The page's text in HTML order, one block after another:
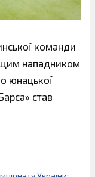
команди
нападником
юнацької
став